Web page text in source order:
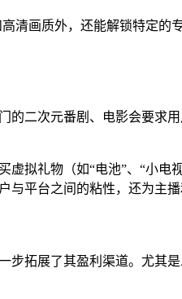
清画质外，还能解锁特定的
二次元番剧、电影会要求
拟礼物（如“电池”、“小
平台之间的粘性，还为主播
拓展了其盈利渠道。尤其